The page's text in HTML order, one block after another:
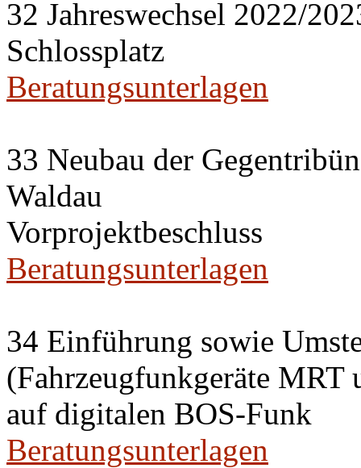
32 Jahreswechsel 2022/
Schlossplatz
Beratungsunterlagen
33 Neubau der
Waldau
Vorprojektbeschluss
Beratungsunterlagen
34 Einführung sowie
(Fahrzeugfunkgeräte MRT
auf digitalen BOS-Funk
Beratungsunterlagen